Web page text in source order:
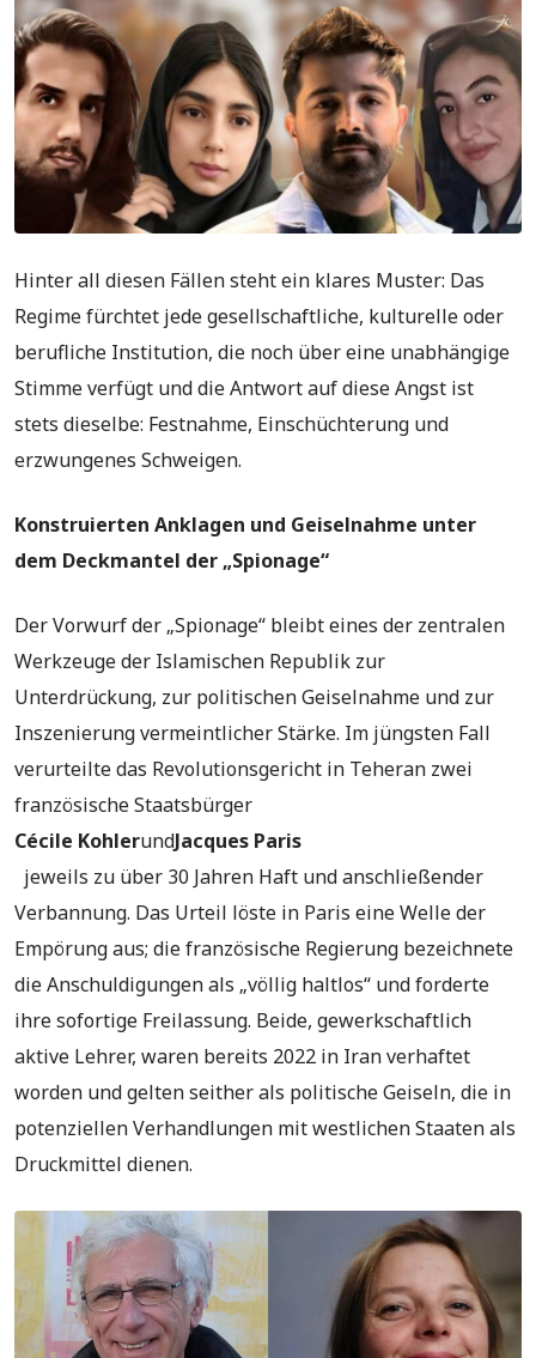
Hinter all diesen Fällen steht ein klares Muster: Das
Regime fürchtet jede gesellschaftliche, kulturelle oder
berufliche Institution, die noch über eine unabhängige
Stimme verfügt und die Antwort auf diese Angst ist
stets dieselbe: Festnahme, Einschüchterung und
erzwungenes Schweigen.
Konstruierten Anklagen und Geiselnahme unter
dem Deckmantel der „Spionage“
Der Vorwurf der „Spionage“ bleibt eines der zentralen
Werkzeuge der Islamischen Republik zur
Unterdrückung, zur politischen Geiselnahme und zur
Inszenierung vermeintlicher Stärke. Im jüngsten Fall
verurteilte das Revolutionsgericht in Teheran zwei
französische Staatsbürger
Cécile KohlerundJacques Paris
jeweils zu über 30 Jahren Haft und anschließender
Verbannung. Das Urteil löste in Paris eine Welle der
Empörung aus; die französische Regierung bezeichnete
die Anschuldigungen als „völlig haltlos“ und forderte
ihre sofortige Freilassung. Beide, gewerkschaftlich
aktive Lehrer, waren bereits 2022 in Iran verhaftet
worden und gelten seither als politische Geiseln, die in
potenziellen Verhandlungen mit westlichen Staaten als
Druckmittel dienen.